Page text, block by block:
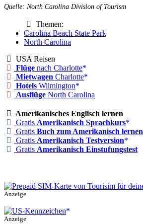
Quelle: North Carolina Division of Tourism
Themen:
Carolina Beach State Park
North Carolina
USA Reisen
Flüge nach Charlotte
Mietwagen Charlotte
Hotels Wilmington
Ausflüge North Carolina
Amerikanisches Englisch lernen
Gratis Amerikanisch Sprachkurs
Gratis Buch zum Amerikanisch lernen
Gratis Amerikanisch Testversion
Gratis Amerikanisch Einstufungstest
Anzeige
Anzeige